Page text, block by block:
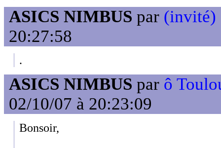
ASICS NIMBUS par (invité)
20:27:58
.
ASICS NIMBUS par ô
02/10/07 à 20:23:09
Bonsoir,